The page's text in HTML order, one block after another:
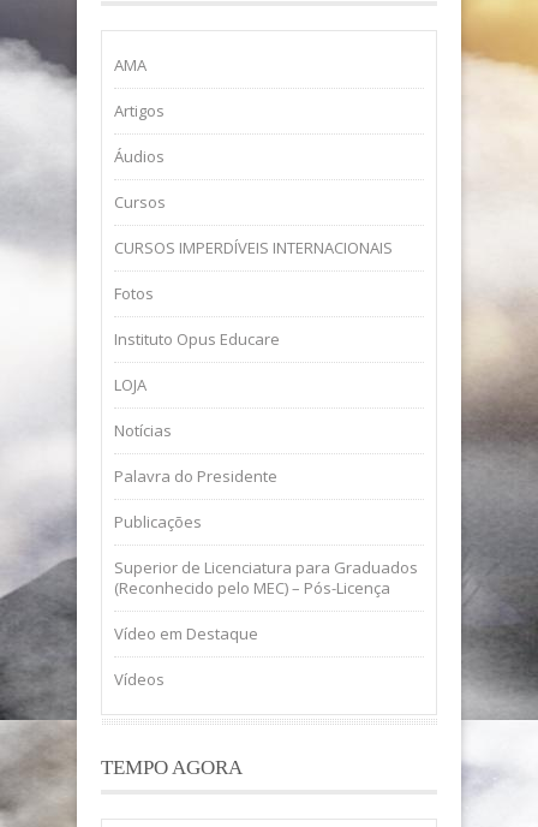
AMA
Artigos
Áudios
Cursos
CURSOS IMPERDÍVEIS INTERNACIONAIS
Fotos
Instituto Opus Educare
LOJA
Notícias
Palavra do Presidente
Publicações
Superior de Licenciatura para Graduados
(Reconhecido pelo MEC) – Pós-Licença
Vídeo em Destaque
Vídeos
TEMPO AGORA